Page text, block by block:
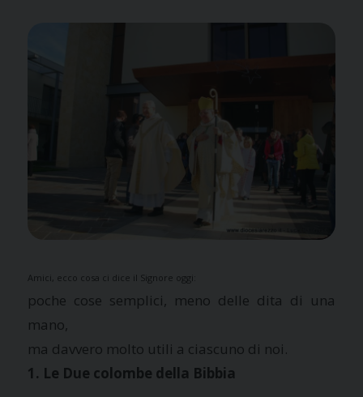
Amici, ecco cosa ci dice il Signore oggi:
poche cose semplici, meno delle dita di una
mano,
ma davvero molto utili a ciascuno di noi.
1. Le Due colombe della Bibbia